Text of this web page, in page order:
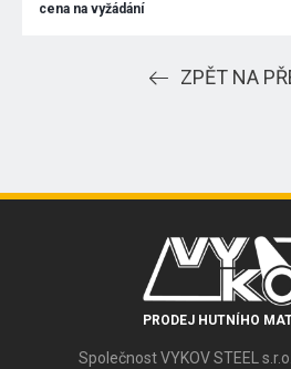
cena na vyžádání
ZPĚT NA
PRODEJ HUTNÍHO
Společnost VYKOV STEEL